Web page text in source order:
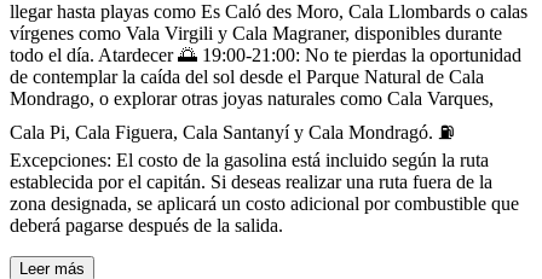
llegar hasta playas como Es Caló des Moro, Cala Llombards o calas
vírgenes como Vala Virgili y Cala Magraner, disponibles durante
todo el día. Atardecer 🌅 19:00-21:00: No te pierdas la oportunidad
de contemplar la caída del sol desde el Parque Natural de Cala
Mondrago, o explorar otras joyas naturales como Cala Varques,
Cala Pi, Cala Figuera, Cala Santanyí y Cala Mondragó. ⛽️
Excepciones: El costo de la gasolina está incluido según la ruta
establecida por el capitán. Si deseas realizar una ruta fuera de la
zona designada, se aplicará un costo adicional por combustible que
deberá pagarse después de la salida.
Leer más